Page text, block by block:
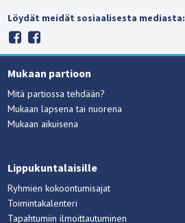
Löydät meidät sosiaalisesta mediasta:
Mukaan partioon
Mitä partiossa tehdään?
Mukaan lapsena tai nuorena
Mukaan aikuisena
Lippukuntalaisille
Ryhmien kokoontumisajat
Toimintakalenteri
Tapahtumiin ilmoittautuminen